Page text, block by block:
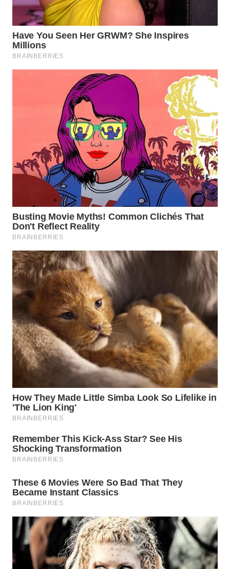
WN
PRIANGAN
TIMUR
BOROBUDUR
WN
WN
SURABAYA
WN
NATUNA
WN
BINTAN
WN
MANDALIKA
WN
WN
LABUANBAJO
WN
BORNEO
Wahana
Media
Group
WAHANA
NEWS
WAHANA